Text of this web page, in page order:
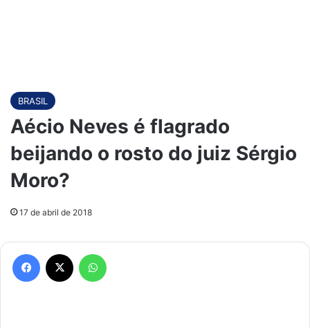
BRASIL
Aécio Neves é flagrado
beijando o rosto do juiz Sérgio
Moro?
17 de abril de 2018